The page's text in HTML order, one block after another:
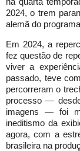
2024, o trem
alemã do
Em 2024, a
fez questão de
viver a
passado, teve
percorreram o
processo —
imagens — foi
ineditismo da
agora, com a
brasileira na